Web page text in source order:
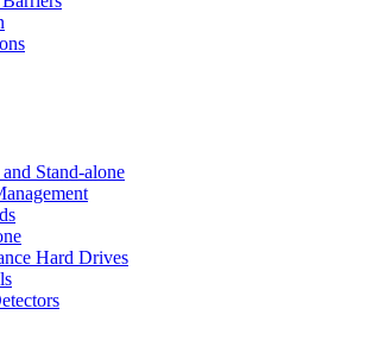
and Stand-alone
Hard Drives